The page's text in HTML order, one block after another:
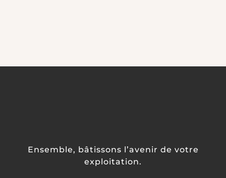
Ensemble, bâtissons l’avenir de votre
exploitation.